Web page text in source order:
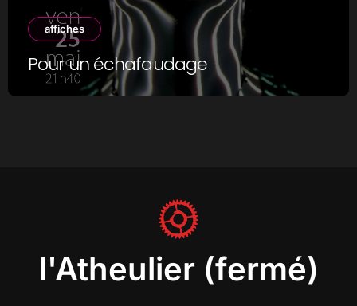
affiches
Pour un échafaudage
l'Atheulier (fermé)